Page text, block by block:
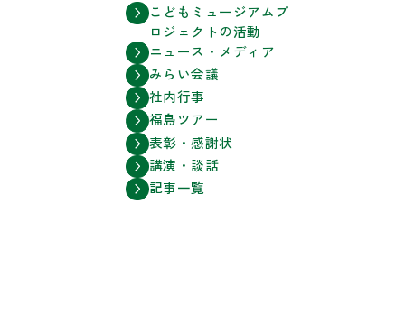
こどもミュージアムプ
ロジェクトの活動
ニュース・メディア
みらい会議
社内行事
福島ツアー
表彰・感謝状
講演・談話
記事一覧